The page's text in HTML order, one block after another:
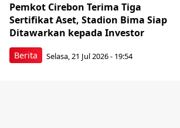
Berita
Pemkot Cirebon Terima Tiga
Sertifikat Aset, Stadion Bima Siap
Ditawarkan kepada Investor
Selasa, 21 Jul 2026 - 19:54